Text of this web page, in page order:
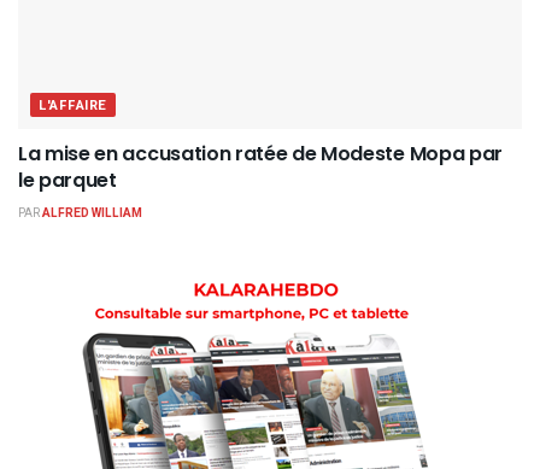
L'AFFAIRE
La mise en accusation ratée de Modeste Mopa par
le parquet
PARALFRED WILLIAM